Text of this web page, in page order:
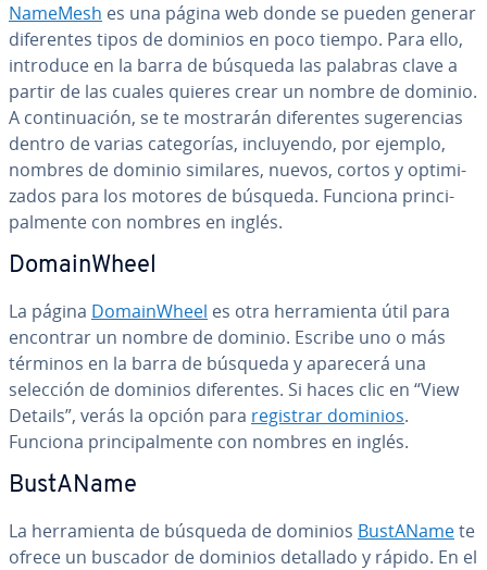
NameMesh es una página web donde se pueden generar
di­fe­re­n­tes tipos de dominios en poco tiempo. Para ello,
introduce en la barra de búsqueda las palabras clave a
partir de las cuales quieres crear un nombre de dominio.
A co­n­ti­nua­ción, se te mostrarán di­fe­re­n­tes su­ge­re­n­cias
dentro de varias ca­te­go­rías, in­clu­ye­n­do, por ejemplo,
nombres de dominio similares, nuevos, cortos y op­ti­mi­
za­dos para los motores de búsqueda. Funciona pri­n­ci­
pa­l­me­n­te con nombres en inglés.
Do­mai­n­Wheel
La página Do­mai­n­Wheel es otra he­rra­mie­n­ta útil para
encontrar un nombre de dominio. Escribe uno o más
términos en la barra de búsqueda y aparecerá una
selección de dominios di­fe­re­n­tes. Si haces clic en “View
Details”, verás la opción para registrar dominios.
Funciona pri­n­ci­pa­l­me­n­te con nombres en inglés.
BustAName
La he­rra­mie­n­ta de búsqueda de dominios BustANamete
ofrece un buscador de dominios detallado y rápido. En el